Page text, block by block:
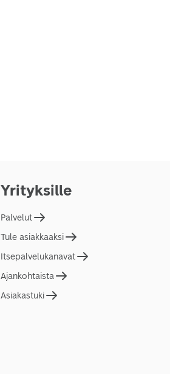
Yrityksille
Palvelut
Tule asiakkaaksi
Itsepalvelukanavat
Ajankohtaista
Asiakastuki